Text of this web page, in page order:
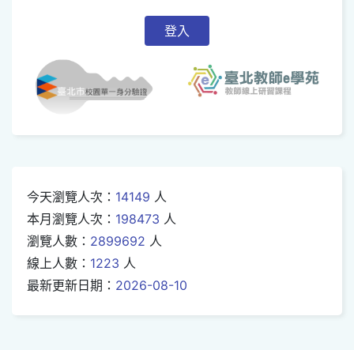
登入
今天瀏覽人次： 14149 人
本月瀏覽人次： 198473 人
瀏覽人數： 2899692 人
線上人數： 1223 人
最新更新日期： 2026-08-10